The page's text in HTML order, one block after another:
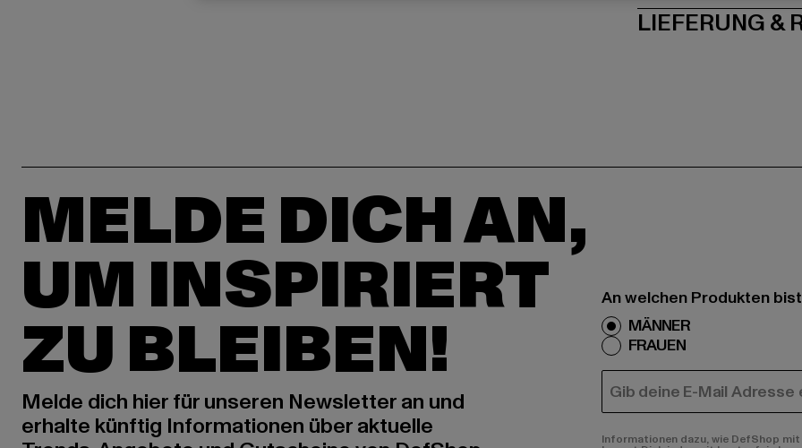
LIEFERUNG &
MELDE DICH AN,
UM INSPIRIERT
ZU BLEIBEN!
Melde dich hier für unseren Newsletter an und
erhalte künftig Informationen über aktuelle
An welchen Produkten
MÄNNER
FRAUEN
E-MAIL
Informationen dazu, wie DefShop